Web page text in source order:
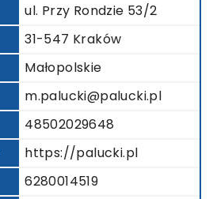
ul. Przy Rondzie 53/2
31-547 Kraków
Małopolskie
m.palucki@palucki.pl
48502029648
https://palucki.pl
6280014519